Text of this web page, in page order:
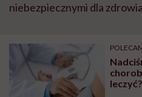
niebezpiecznymi dla
leczyć?